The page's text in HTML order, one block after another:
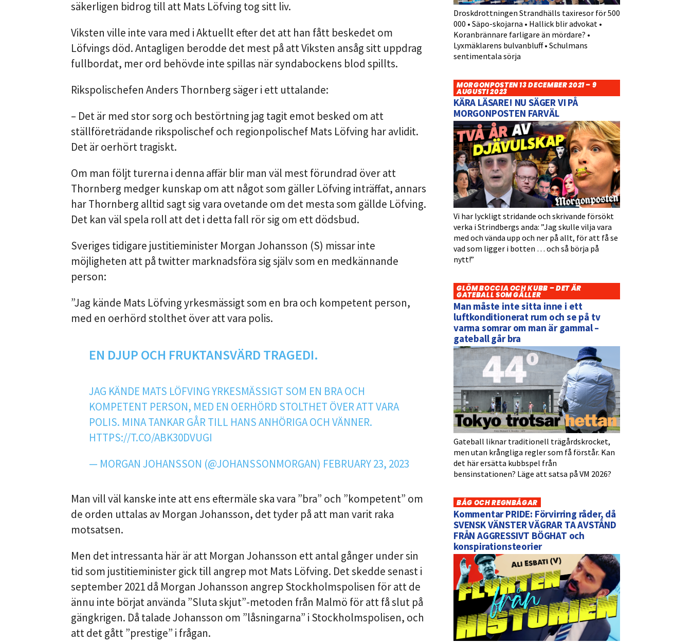
säkerligen bidrog till att Mats Löfving tog sitt liv.
Viksten ville inte vara med i Aktuellt efter det att han fått beskedet om
Löfvings död. Antagligen berodde det mest på att Viksten ansåg sitt uppdrag
fullbordat, mer ord behövde inte spillas när syndabockens blod spillts.
Rikspolischefen Anders Thornberg säger i ett uttalande:
– Det är med stor sorg och bestörtning jag tagit emot besked om att
ställföreträdande rikspolischef och regionpolischef Mats Löfving har avlidit.
Det är oerhört tragiskt.
Om man följt turerna i denna affär blir man väl mest förundrad över att
Thornberg medger kunskap om att något som gäller Löfving inträffat, annars
har Thornberg alltid sagt sig vara ovetande om det mesta som gällde Löfving.
Det kan väl spela roll att det i detta fall rör sig om ett dödsbud.
Sveriges tidigare justitieminister Morgan Johansson (S) missar inte
möjligheten att på twitter marknadsföra sig själv som en medkännande
person:
”Jag kände Mats Löfving yrkesmässigt som en bra och kompetent person,
med en oerhörd stolthet över att vara polis.
EN DJUP OCH FRUKTANSVÄRD TRAGEDI.
JAG KÄNDE MATS LÖFVING YRKESMÄSSIGT SOM EN BRA OCH
KOMPETENT PERSON, MED EN OERHÖRD STOLTHET ÖVER ATT VARA
POLIS. MINA TANKAR GÅR TILL HANS ANHÖRIGA OCH VÄNNER.
HTTPS://T.CO/ABK30DVUGI
— MORGAN JOHANSSON (@JOHANSSONMORGAN) FEBRUARY 23, 2023
Man vill väl kanske inte att ens eftermäle ska vara ”bra” och ”kompetent” om
de orden uttalas av Morgan Johansson, det tyder på att man varit raka
motsatsen.
Men det intressanta här är att Morgan Johansson ett antal gånger under sin
tid som justitieminister gick till angrep mot Mats Löfving. Det skedde senast i
september 2021 då Morgan Johansson angrep Stockholmspolisen för att de
ännu inte börjat använda ”Sluta skjut”-metoden från Malmö för att få slut på
gängkrigen. Då talade Johansson om ”låsningarna” i Stockholmspolisen, och
att det gått ”prestige” i frågan.
Droskdrottningen Strandhälls taxiresor för 500
000 • Säpo-skojarna • Hallick blir advokat •
Koranbrännare farligare än mördare? •
Lyxmäklarens bulvanbluff • Schulmans
sentimentala sörja
MORGONPOSTEN 13 DECEMBER 2021 – 9
AUGUSTI 2023
KÄRA LÄSARE! NU SÄGER VI PÅ
MORGONPOSTEN FARVÄL
Vi har lyckligt stridande och skrivande försökt
verka i Strindbergs anda: ”Jag skulle vilja vara
med och vända upp och ner på allt, för att få se
vad som ligger i botten … och så börja på
nytt!”
GLÖM BOCCIA OCH KUBB – DET ÄR
GATEBALL SOM GÄLLER
Man måste inte sitta inne i ett
luftkonditionerat rum och se på tv
varma somrar om man är gammal –
gateball går bra
Gateball liknar traditionell trägårdskrocket,
men utan krångliga regler som få förstår. Kan
det här ersätta kubbspel från
bensinstationen? Läge att satsa på VM 2026?
BÅG OCH REGNBÅGAR
Kommentar PRIDE: Förvirring råder, då
SVENSK VÄNSTER VÄGRAR TA AVSTÅND
FRÅN AGGRESSIVT BÖGHAT och
konspirationsteorier